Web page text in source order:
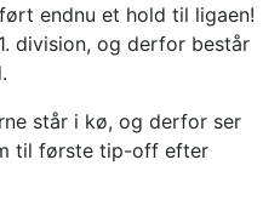
endnu et hold til ligaen!
division, og derfor består
står i kø, og derfor ser
til første tip-off efter